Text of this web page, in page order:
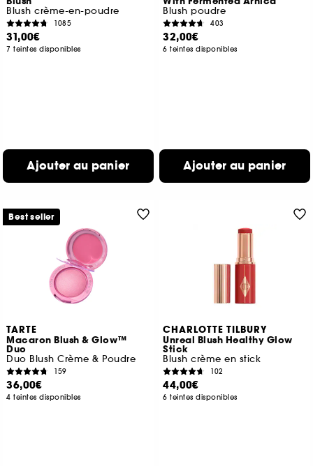
Blush crème-en-poudre
1085
31,00€
7 teintes disponibles
Ajouter au panier
Blush poudre
403
32,00€
6 teintes disponibles
Ajouter au panier
TARTE
Macaron Blush & Glow™
Duo
Duo Blush Crème & Poudre
159
36,00€
4 teintes disponibles
Best seller
CHARLOTTE TILBURY
Unreal Blush Healthy Glow
Stick
Blush crème en stick
102
44,00€
6 teintes disponibles